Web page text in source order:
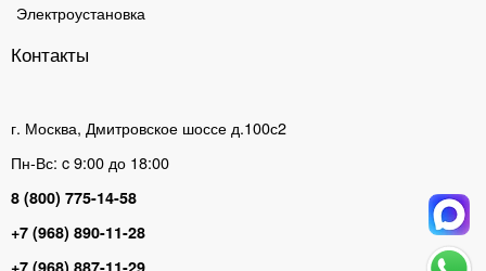
Электроустановка
Контакты
г. Москва, Дмитровское шоссе д.100с2
Пн-Вс: c 9:00 до 18:00
8 (800) 775-14-58
+7 (968) 890-11-28